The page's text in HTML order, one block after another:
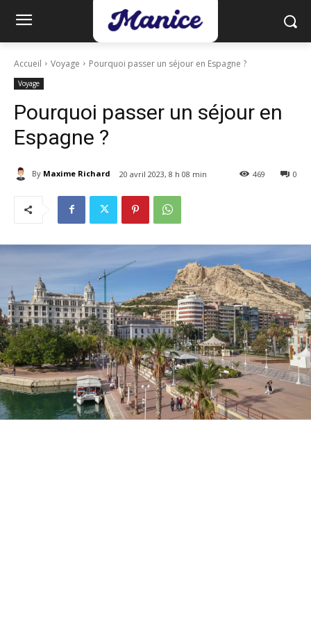
Accueil Voyage Pourquoi passer un séjour en Espagne ?
Voyage
Pourquoi passer un séjour en
Espagne ?
By Maxime Richard 20 avril 2023, 8 h 08 min 0
469